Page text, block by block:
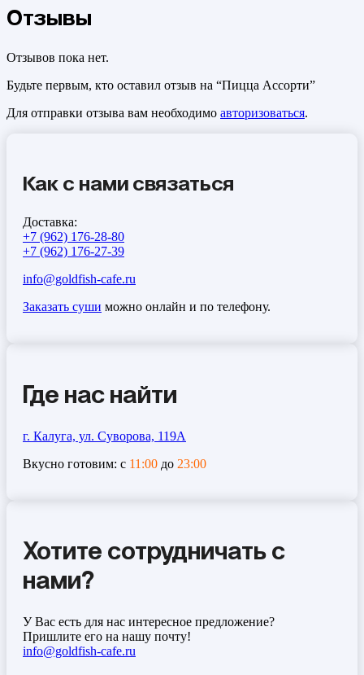
Отзывы
Отзывов пока нет.
Будьте первым, кто оставил отзыв на “Пицца Ассорти”
Для отправки отзыва вам необходимо авторизоваться.
Как с нами связаться
Доставка:
+7 (962) 176-28-80
+7 (962) 176-27-39
info@goldfish-cafe.ru
Заказать суши можно онлайн и по телефону.
Где нас найти
г. Калуга, ул. Суворова, 119А
Вкусно готовим: с 11:00 до 23:00
Хотите сотрудничать с
нами?
У Вас есть для нас интересное предложение?
Пришлите его на нашу почту!
info@goldfish-cafe.ru